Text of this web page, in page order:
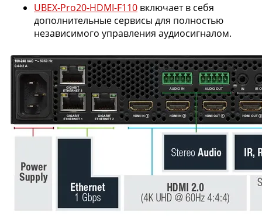
UBEX-Pro20-HDMI-F110 включает в себя
дополнительные сервисы для полностью
независимого управления аудиосигналом.